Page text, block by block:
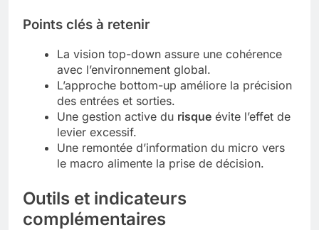
Points clés à retenir
La vision top-down assure une cohérence
avec l’environnement global.
L’approche bottom-up améliore la précision
des entrées et sorties.
Une gestion active du risque évite l’effet de
levier excessif.
Une remontée d’information du micro vers
le macro alimente la prise de décision.
Outils et indicateurs
complémentaires